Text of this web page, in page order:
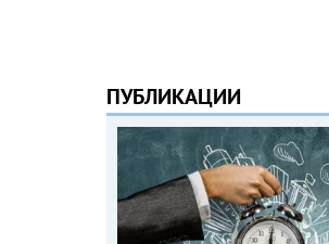
ПУБЛИКАЦИИ